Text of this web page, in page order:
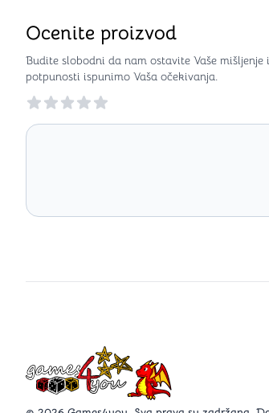
Ocenite proizvod
Budite slobodni da nam ostavite Vaše
potpunosti ispunimo Vaša očekivanja.
Reviews
Games4you logo